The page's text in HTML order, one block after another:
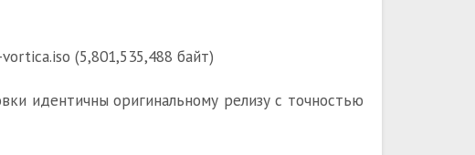
(5,801,535,488 байт)
идентичны оригинальному релизу с точностью